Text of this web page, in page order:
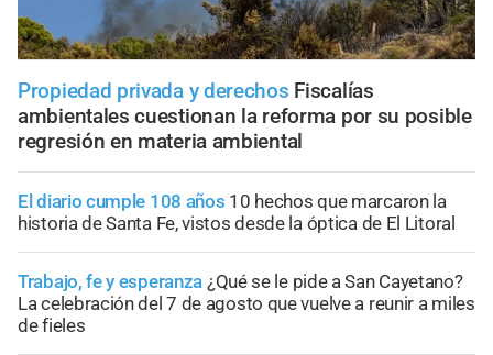
Propiedad privada y derechos Fiscalías
ambientales cuestionan la reforma por su posible
regresión en materia ambiental
El diario cumple 108 años 10 hechos que marcaron la
historia de Santa Fe, vistos desde la óptica de El Litoral
Trabajo, fe y esperanza ¿Qué se le pide a San Cayetano?
La celebración del 7 de agosto que vuelve a reunir a miles
de fieles